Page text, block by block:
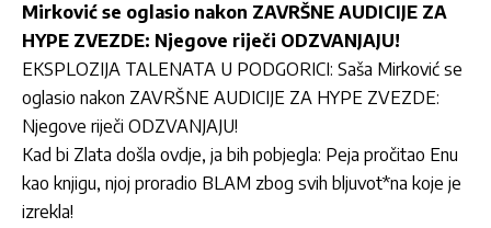
Mirković se oglasio nakon ZAVRŠNE AUDICIJE ZA
HYPE ZVEZDE: Njegove riječi ODZVANJAJU!
EKSPLOZIJA TALENATA U PODGORICI: Saša Mirković se
oglasio nakon ZAVRŠNE AUDICIJE ZA HYPE ZVEZDE:
Njegove riječi ODZVANJAJU!
Kad bi Zlata došla ovdje, ja bih pobjegla: Peja pročitao Enu
kao knjigu, njoj proradio BLAM zbog svih bljuvot*na koje je
izrekla!